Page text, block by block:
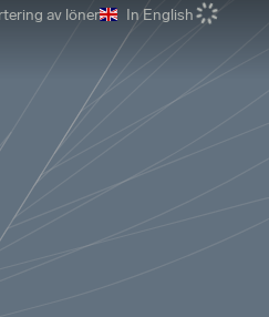
av löner In English